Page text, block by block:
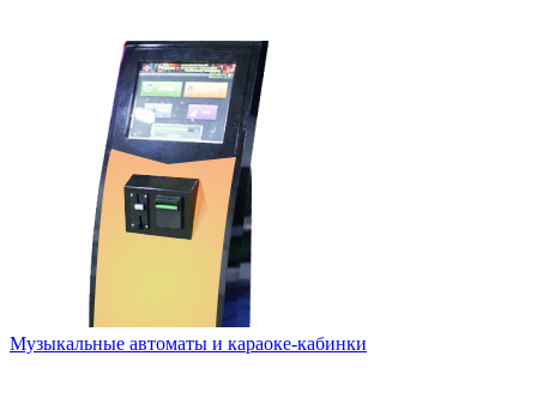
Музыкальные автоматы и караоке-кабинки